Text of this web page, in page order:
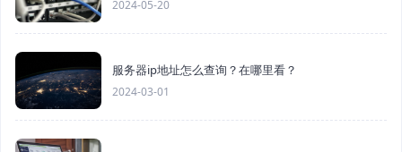
2024-05-20
服务器ip地址怎么查询？在哪里看？
2024-03-01